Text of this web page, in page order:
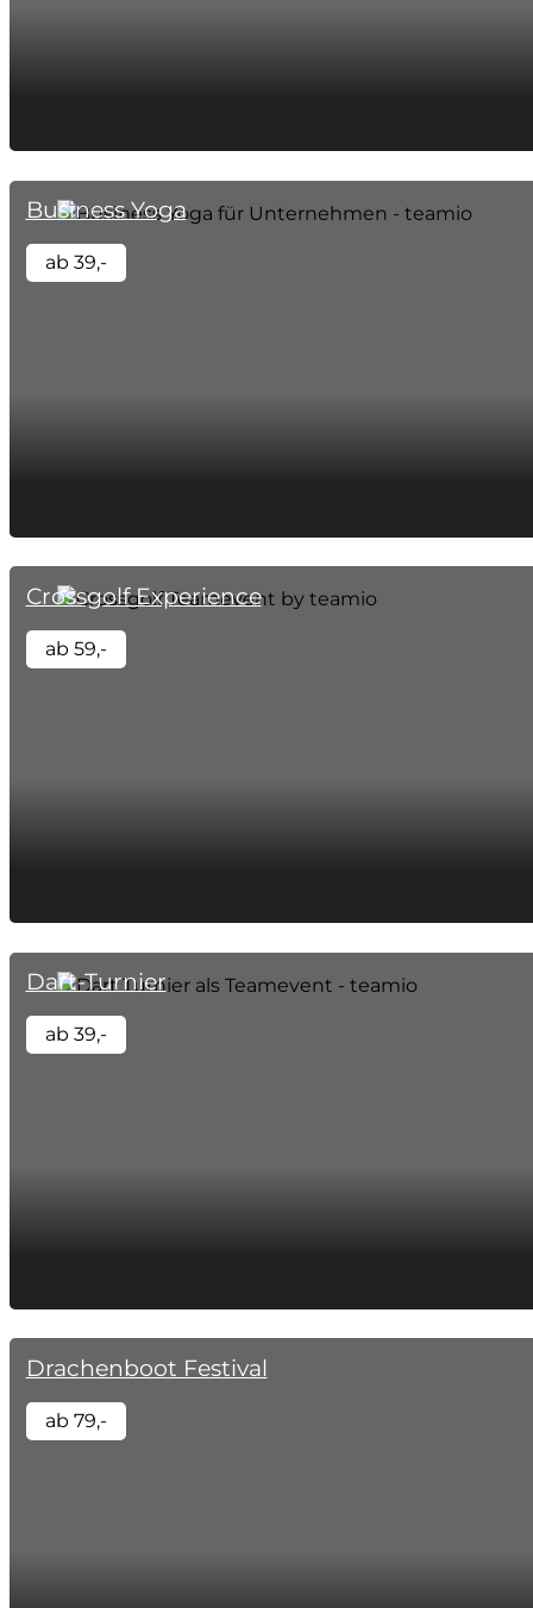
Business Yoga
ab 39,-
Crossgolf Experience
ab 59,-
Dart-Turnier
ab 39,-
Drachenboot Festival
ab 79,-